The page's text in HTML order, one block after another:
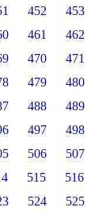
452
453
461
462
470
471
479
480
488
489
497
498
506
507
515
516
524
525